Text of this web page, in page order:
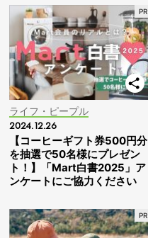
ライフ・ピープル
2024.12.26
【コーヒーギフト券500円分
を抽選で50名様にプレゼン
ト！】「Mart白書2025」ア
ンケートにご協力ください